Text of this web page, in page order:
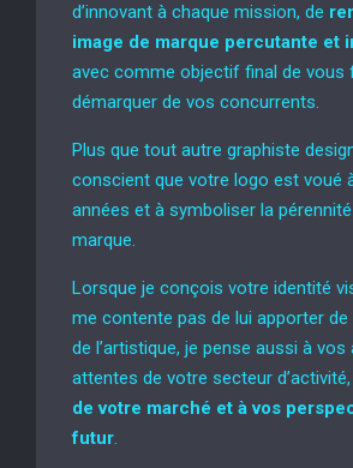
d’innovant à chaque mission, de
image de marque percutante et
avec comme objectif final de vous
démarquer de vos concurrents.
Plus que tout autre graphiste
conscient que votre logo est voué
années et à symboliser la
marque.
Lorsque je conçois votre identité
me contente pas de lui apporter de
de l’artistique, je pense aussi à
attentes de votre secteur d’activité,
de votre marché et à vos
futur.